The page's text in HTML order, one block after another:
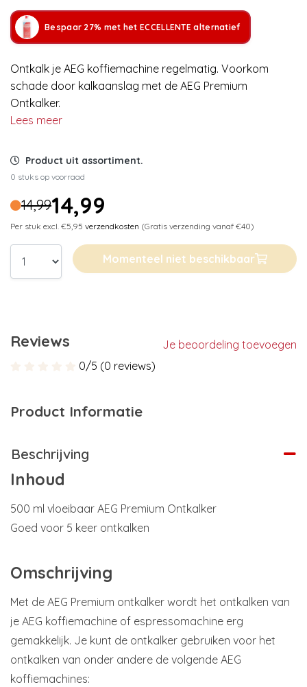
Bespaar 27% met het ECCELLENTE alternatief
Ontkalk je AEG koffiemachine regelmatig. Voorkom
schade door kalkaanslag met de AEG Premium
Ontkalker.
Lees meer
Product uit assortiment.
0 stuks op voorraad
14,9914,99
Per stuk excl. €5,95 verzendkosten (Gratis verzending vanaf €40)
Momenteel niet beschikbaar
Reviews
Je beoordeling toevoegen
0/5 (0 reviews)
Product Informatie
Beschrijving
Inhoud
500 ml vloeibaar AEG Premium Ontkalker
Goed voor 5 keer ontkalken
Omschrijving
Met de AEG Premium ontkalker wordt het ontkalken van
je AEG koffiemachine of espressomachine erg
gemakkelijk. Je kunt de ontkalker gebruiken voor het
ontkalken van onder andere de volgende AEG
koffiemachines: